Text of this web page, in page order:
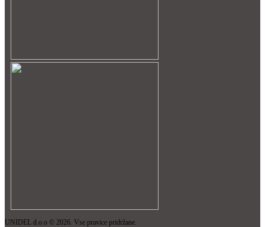
UNIDEL d.o.o © 2026. Vse pravice pridržane.